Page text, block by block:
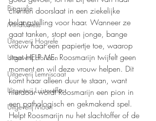
Biografie
Mindfulness
Uitgeverij Hogrefe
Uitgeverij Horizon
Uitgeverij Lemniscaat
Uitgeverij Luistereffect
Uitgeverij Moon
cliënten doorslaat in een ziekelijke
belangstelling voor haar. Wanneer ze
gaat tanken, stopt een jonge, bange
vrouw haar een papiertje toe, waarop
staat HELP ME. Roosmarijn twijfelt geen
moment en wil deze vrouw helpen. Dit
komt haar alleen duur te staan, want
hierdoor wordt Roosmarijn een pion in
een pathologisch en gekmakend spel.
Helpt Roosmarijn nu het slachtoffer of de